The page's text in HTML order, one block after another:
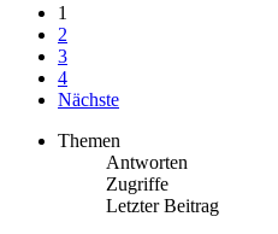
1
2
3
4
Nächste
Themen
Antworten
Zugriffe
Letzter Beitrag